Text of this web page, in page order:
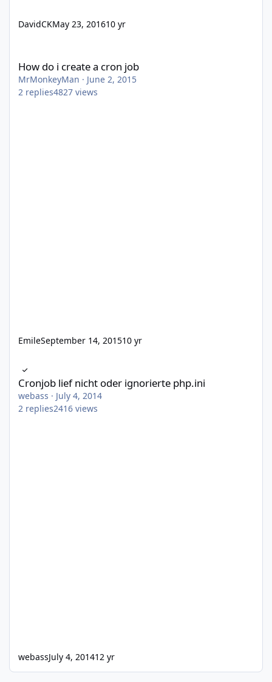
DavidCKMay 23, 201610 yr
How do i create a cron job
MrMonkeyMan · June 2, 2015
2 replies4827 views
EmileSeptember 14, 201510 yr
Cronjob lief nicht oder ignorierte php.ini
webass · July 4, 2014
2 replies2416 views
webassJuly 4, 201412 yr